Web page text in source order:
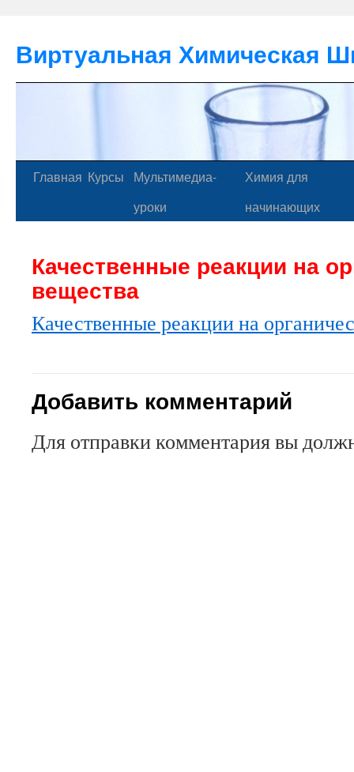
Виртуальная Химическая
Главная Курсы
Мультимедиа-
уроки
Химия для
начинающих
Качественные реакции на
вещества
Качественные реакции на
Добавить комментарий
Для отправки комментария вы